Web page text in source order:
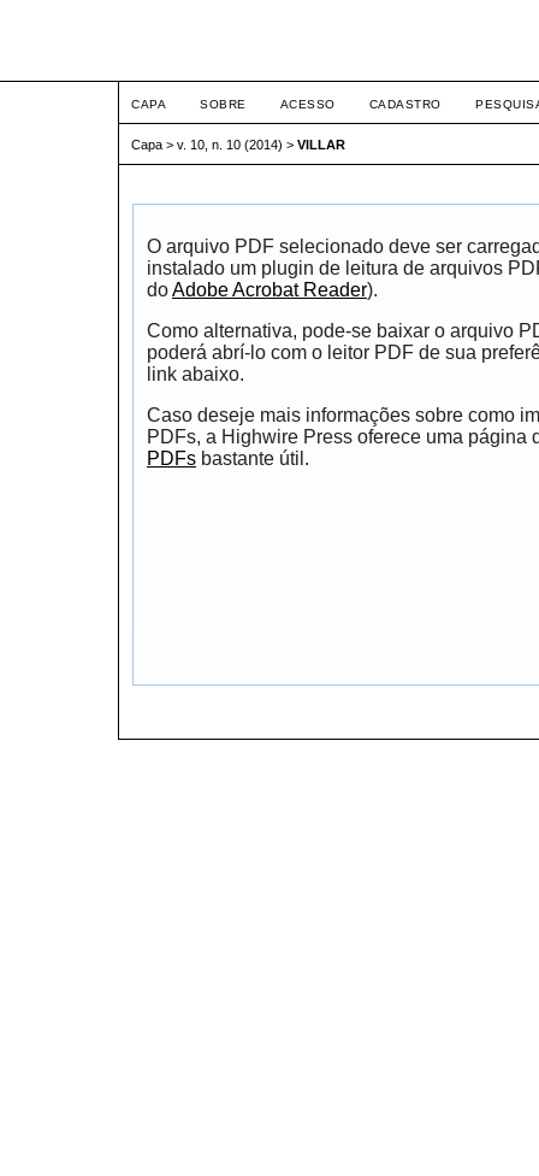
CAPA SOBRE ACESSO CADASTRO
Capa > v. 10, n. 10 (2014) > VILLAR
O arquivo PDF selecionado deve ser
instalado um plugin de leitura de arquivos
doAdobe Acrobat Reader).
Como alternativa, pode-se baixar o arquivo
poderá abrí-lo com o leitor PDF de sua
link abaixo.
Caso deseje mais informações sobre como
PDFs, a Highwire Press oferece uma página
PDFs bastante útil.